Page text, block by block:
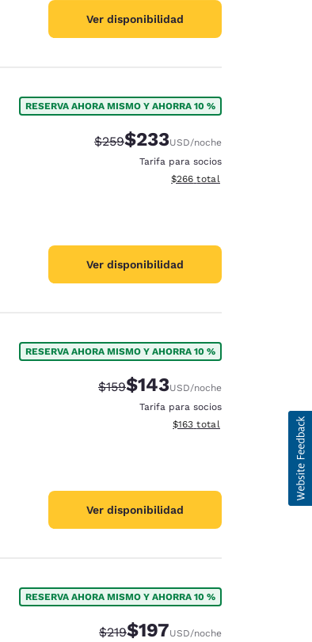
Ver disponibilidad
RESERVA AHORA MISMO Y AHORRA 10 %
Tarifa tachada:
$259Tarifa reducida:
$233USD/noche
Tarifa para socios
Ver detalles totales
$266 total
Ver disponibilidad
RESERVA AHORA MISMO Y AHORRA 10 %
Tarifa tachada:
$159Tarifa reducida:
$143USD/noche
Tarifa para socios
Ver detalles totales
$163 total
Ver disponibilidad
RESERVA AHORA MISMO Y AHORRA 10 %
Tarifa tachada:
$219Tarifa reducida:
$197USD/noche